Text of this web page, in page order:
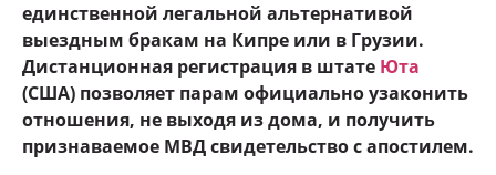
единственной легальной альтернативой
выездным бракам на Кипре или в Грузии.
Дистанционная регистрация в штате Юта
(США) позволяет парам официально узаконить
отношения, не выходя из дома, и получить
признаваемое МВД свидетельство с апостилем.